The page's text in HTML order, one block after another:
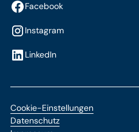
Facebook
Instagram
LinkedIn
Cookie-Einstellungen
Datenschutz